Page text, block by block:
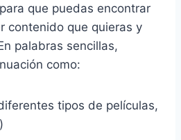
que puedas encontrar
contenido que quieras y
palabras sencillas,
como:
tipos de películas,